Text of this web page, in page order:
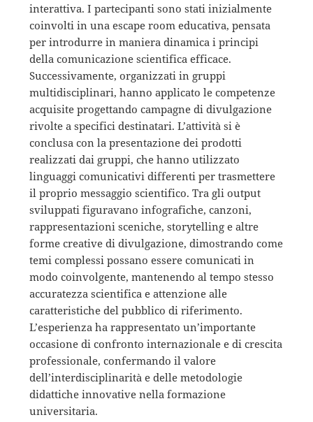
interattiva. I partecipanti sono stati inizialmente
coinvolti in una escape room educativa, pensata
per introdurre in maniera dinamica i principi
della comunicazione scientifica efficace.
Successivamente, organizzati in gruppi
multidisciplinari, hanno applicato le competenze
acquisite progettando campagne di divulgazione
rivolte a specifici destinatari. L’attività si è
conclusa con la presentazione dei prodotti
realizzati dai gruppi, che hanno utilizzato
linguaggi comunicativi differenti per trasmettere
il proprio messaggio scientifico. Tra gli output
sviluppati figuravano infografiche, canzoni,
rappresentazioni sceniche, storytelling e altre
forme creative di divulgazione, dimostrando come
temi complessi possano essere comunicati in
modo coinvolgente, mantenendo al tempo stesso
accuratezza scientifica e attenzione alle
caratteristiche del pubblico di riferimento.
L’esperienza ha rappresentato un’importante
occasione di confronto internazionale e di crescita
professionale, confermando il valore
dell’interdisciplinarità e delle metodologie
didattiche innovative nella formazione
universitaria.